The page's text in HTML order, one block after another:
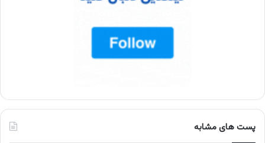
پست های مشابه